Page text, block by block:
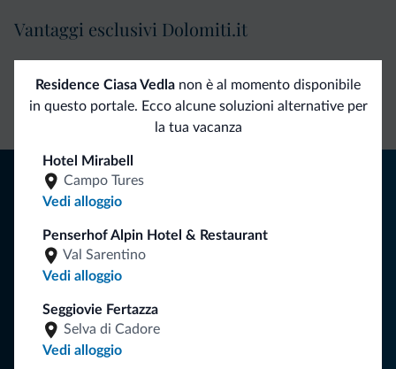
Residence Ciasa Vedla non è al momento disponibile
in questo portale. Ecco alcune soluzioni alternative per
la tua vacanza
Hotel Mirabell
Campo Tures
Vedi alloggio
Penserhof Alpin Hotel & Restaurant
Val Sarentino
Vedi alloggio
Seggiovie Fertazza
Selva di Cadore
Vedi alloggio
Vantaggi esclusivi Dolomiti.it
Contatto
diretto
Tariffe
vantaggiose
Richieste non
vincolanti
Consigli dalle Dolomiti
vacanza nelle Dolomiti.
ISCRIVITI ALLA NEWSLETTER